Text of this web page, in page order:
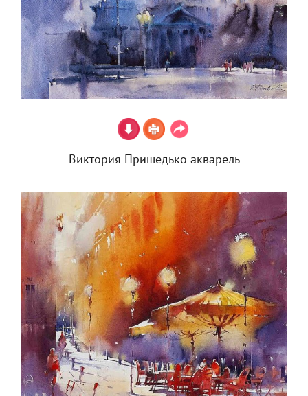
Виктория Пришедько акварель